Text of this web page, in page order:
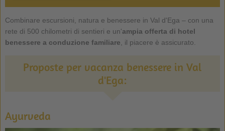
Combinare escursioni, natura e benessere in Val d'Ega – con una
rete di 500 chilometri di sentieri e un'ampia offerta di hotel
benessere a conduzione familiare, il piacere è assicurato.
Proposte per vacanza benessere in Val
d'Ega:
Ayurveda